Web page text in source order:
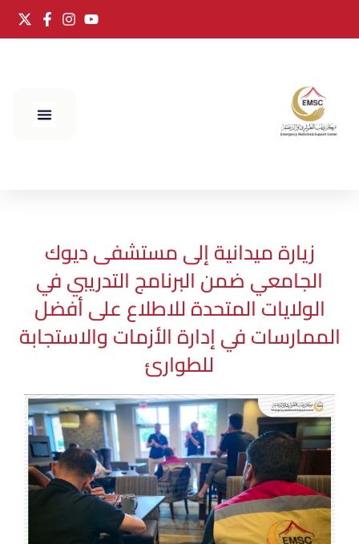
زيارة ميدانية إلى مستشفى ديوك
الجامعي ضمن البرنامج التدريبي في
الولايات المتحدة للاطلاع على أفضل
الممارسات في إدارة الأزمات والاستجابة
للطوارئ